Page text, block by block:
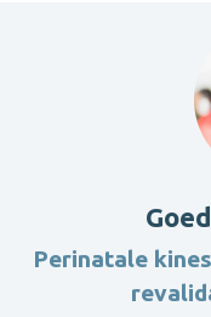
Perinatale